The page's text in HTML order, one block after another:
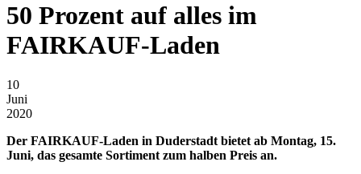
50 Prozent auf alles im
FAIRKAUF-Laden
10
Juni
2020
Der FAIRKAUF-Laden in Duderstadt bietet ab Montag, 15.
Juni, das gesamte Sortiment zum halben Preis an.